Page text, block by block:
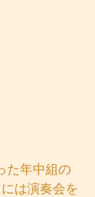
た年中組の
は演奏会を